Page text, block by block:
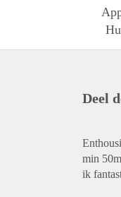
Deel
min
ik